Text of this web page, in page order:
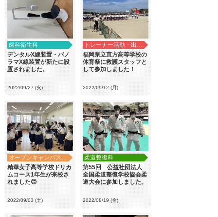
歯科衛生科
デンタルX線装置・パノ
ラマX線装置が新たに設
置されました。
2022/09/27 (火)
トレーナー活動・出前講義
福岡県立直方高等学校の
体育祭に救護スタッフと
して参加しました！
2022/09/12 (月)
オープンキャンパス・学校見学
精華女子高等学校ドリカ
ムコース1年生が来校さ
れました😊
2022/09/03 (土)
柔道整復科
第55回 公益社団法人
全国柔道整復学校協会柔
道大会に参加しました。
2022/08/19 (金)